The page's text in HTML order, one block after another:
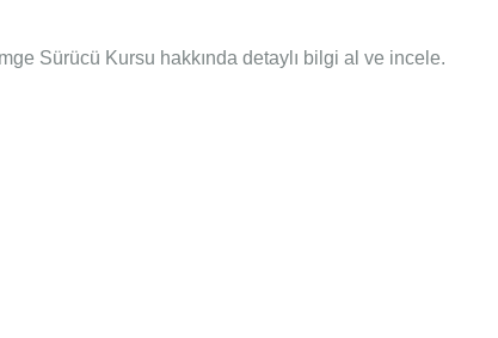
Sürücü Kursu hakkında detaylı bilgi al ve incele.